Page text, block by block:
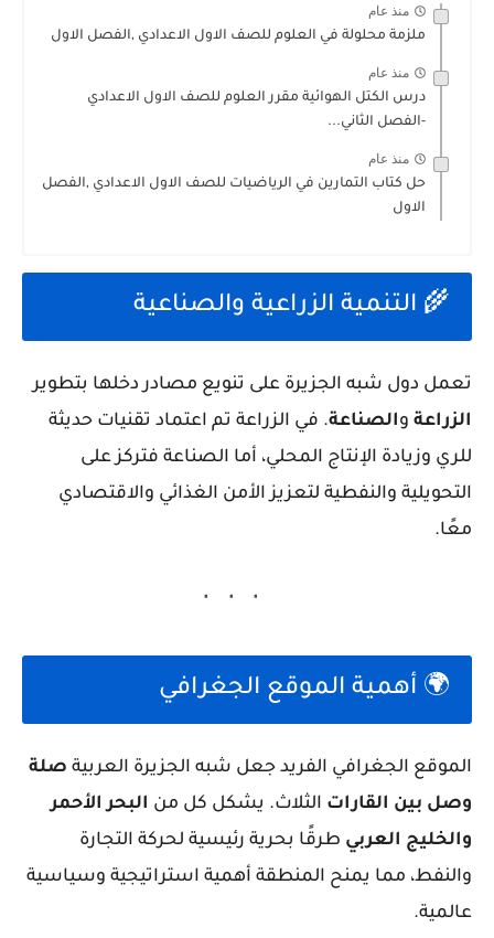
منذ عام
ملزمة محلولة في العلوم للصف الاول الاعدادي ,الفصل الاول
منذ عام
درس الكتل الهوائية مقرر العلوم للصف الاول الاعدادي
-الفصل الثاني...
منذ عام
حل كتاب التمارين في الرياضيات للصف الاول الاعدادي ,الفصل
الاول
🌾 التنمية الزراعية والصناعية
تعمل دول شبه الجزيرة على تنويع مصادر دخلها بتطوير
الزراعة والصناعة. في الزراعة تم اعتماد تقنيات حديثة
للري وزيادة الإنتاج المحلي، أما الصناعة فتركز على
التحويلية والنفطية لتعزيز الأمن الغذائي والاقتصادي
معًا.
🌍 أهمية الموقع الجغرافي
الموقع الجغرافي الفريد جعل شبه الجزيرة العربية صلة
وصل بين القارات الثلاث. يشكل كل من البحر الأحمر
والخليج العربي طرقًا بحرية رئيسية لحركة التجارة
والنفط، مما يمنح المنطقة أهمية استراتيجية وسياسية
عالمية.